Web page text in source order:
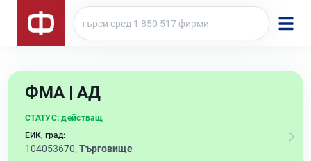
ФМА | АД
СТАТУС: действащ
ЕИК, град:
104053670, Търговище